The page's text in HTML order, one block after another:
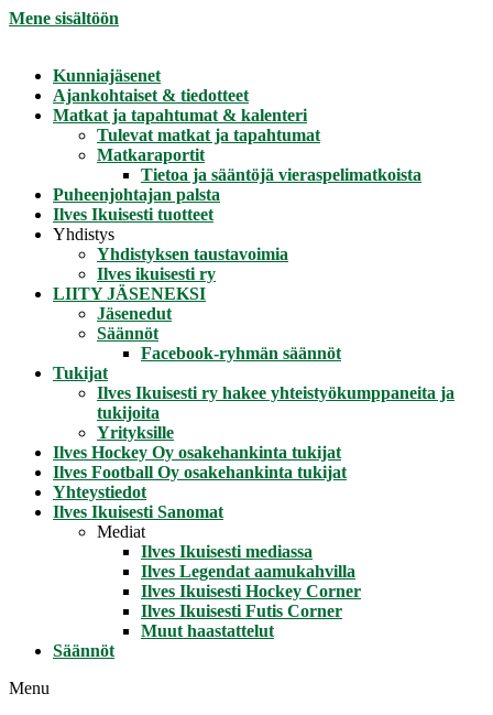
Mene sisältöön
Kunniajäsenet
Ajankohtaiset & tiedotteet
Matkat ja tapahtumat & kalenteri
Tulevat matkat ja tapahtumat
Matkaraportit
Tietoa ja sääntöjä vieraspelimatkoista
Puheenjohtajan palsta
Ilves Ikuisesti tuotteet
Yhdistys
Yhdistyksen taustavoimia
Ilves ikuisesti ry
LIITY JÄSENEKSI
Jäsenedut
Säännöt
Facebook-ryhmän säännöt
Tukijat
Ilves Ikuisesti ry hakee yhteistyökumppaneita ja
tukijoita
Yrityksille
Ilves Hockey Oy osakehankinta tukijat
Ilves Football Oy osakehankinta tukijat
Yhteystiedot
Ilves Ikuisesti Sanomat
Mediat
Ilves Ikuisesti mediassa
Ilves Legendat aamukahvilla
Ilves Ikuisesti Hockey Corner
Ilves Ikuisesti Futis Corner
Muut haastattelut
Säännöt
Menu